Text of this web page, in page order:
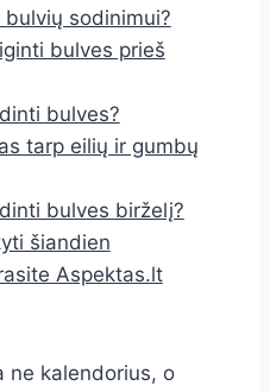
sodinimui?
bulves prieš
bulves?
tarp eilių ir gumbų
bulves birželį?
šiandien
Aspektas.lt
ne kalendorius, o